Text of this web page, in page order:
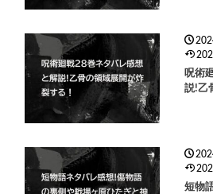
呪術
説!乙
短物